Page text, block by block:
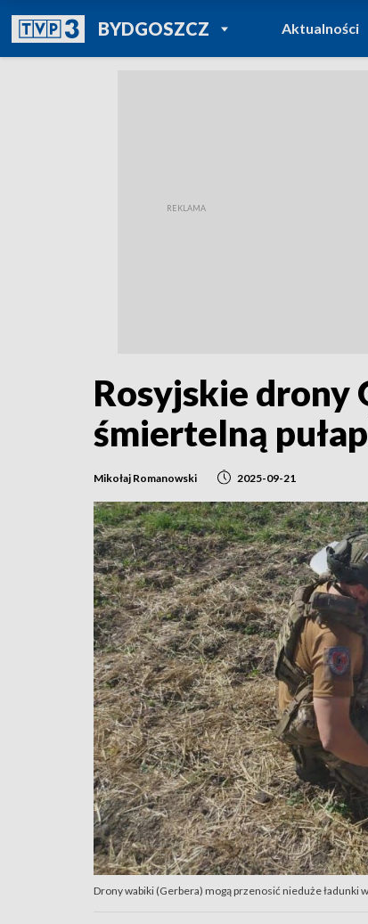
BYDGOSZCZPOWRÓT DO
TVP REGIONY
Aktualności
Rosyjskie drony
śmiertelną
Mikołaj Romanowski 2025-09-21
Drony wabiki (Gerbera) mogą przenosić nieduże